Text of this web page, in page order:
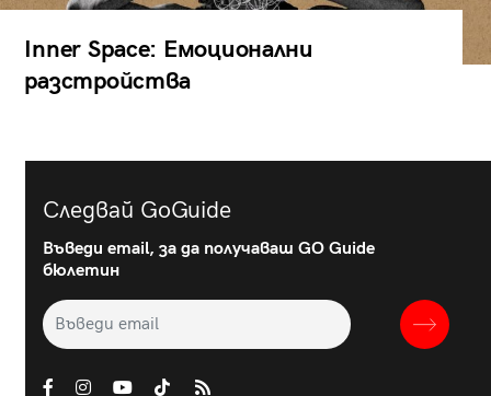
Inner Space: Емоционални
разстройства
Следвай GoGuide
Въведи email, за да получаваш GO Guide
бюлетин